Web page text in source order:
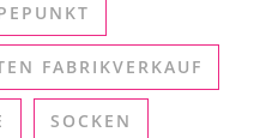
FABRIKVERKAUF
SOCKEN